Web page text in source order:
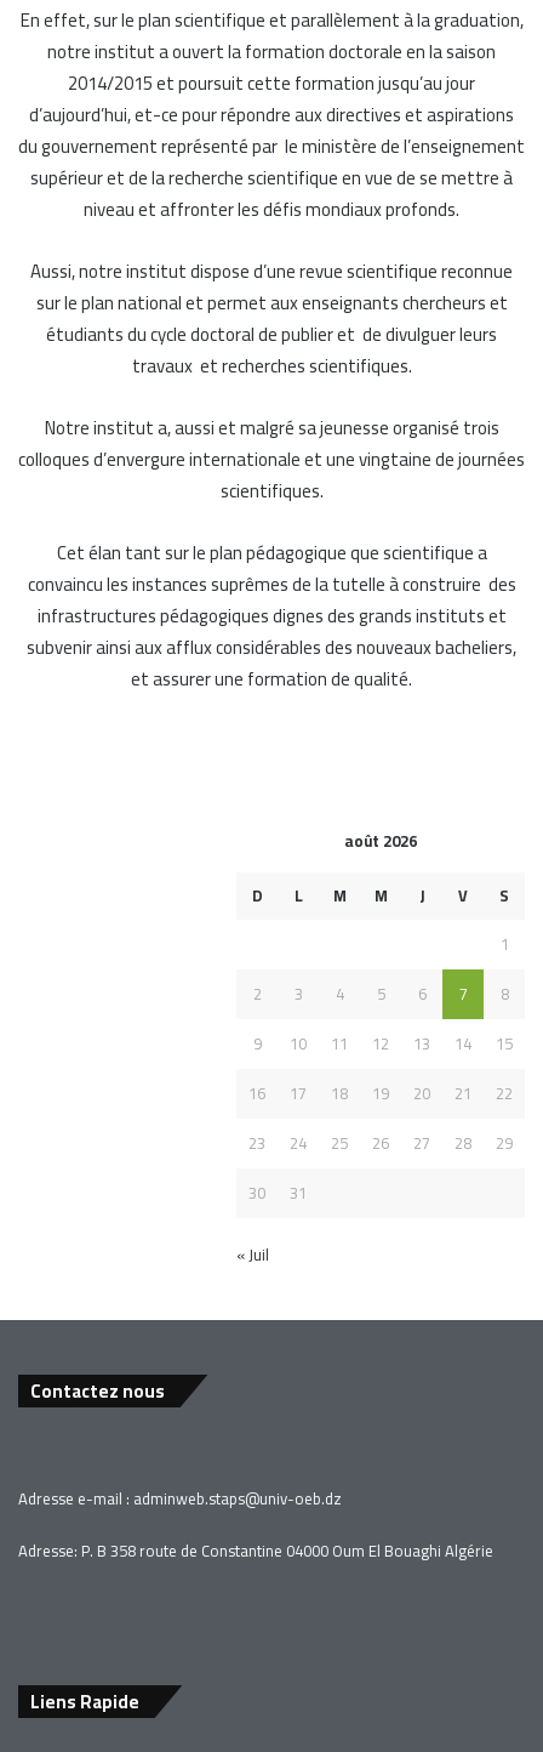
En effet, sur le plan scientifique et parallèlement à la graduation,
notre institut a ouvert la formation doctorale en la saison
2014/2015 et poursuit cette formation jusqu’au jour
d’aujourd’hui, et-ce pour répondre aux directives et aspirations
du gouvernement représenté par le ministère de l’enseignement
supérieur et de la recherche scientifique en vue de se mettre à
niveau et affronter les défis mondiaux profonds.
Aussi, notre institut dispose d’une revue scientifique reconnue
sur le plan national et permet aux enseignants chercheurs et
étudiants du cycle doctoral de publier et de divulguer leurs
travaux et recherches scientifiques.
Notre institut a, aussi et malgré sa jeunesse organisé trois
colloques d’envergure internationale et une vingtaine de journées
scientifiques.
Cet élan tant sur le plan pédagogique que scientifique a
convaincu les instances suprêmes de la tutelle à construire des
infrastructures pédagogiques dignes des grands instituts et
subvenir ainsi aux afflux considérables des nouveaux bacheliers,
et assurer une formation de qualité.
août 2026
D
L M M J V
S
1
2
3 4 5 6 7
8
9
10 11 12 13 14
15
16
17 18 19 20 21
22
23
24 25 26 27 28
29
30
31
« Juil
Contactez nous
Adresse e-mail : adminweb.staps@univ-oeb.dz
Adresse: P. B 358 route de Constantine 04000 Oum El Bouaghi Algérie
Liens Rapide